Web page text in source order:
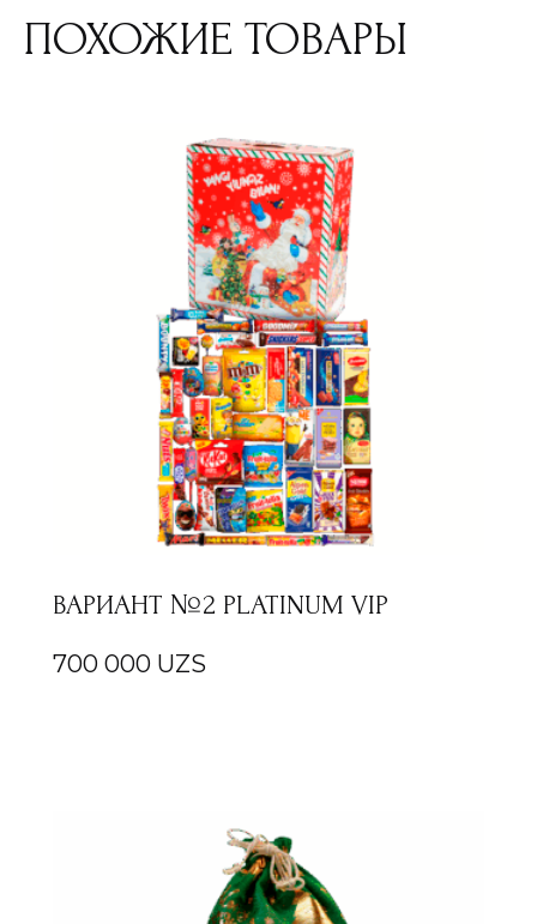
ПОХОЖИЕ ТОВАРЫ
ВАРИАНТ №2 PLATINUM VIP
700 000 UZS